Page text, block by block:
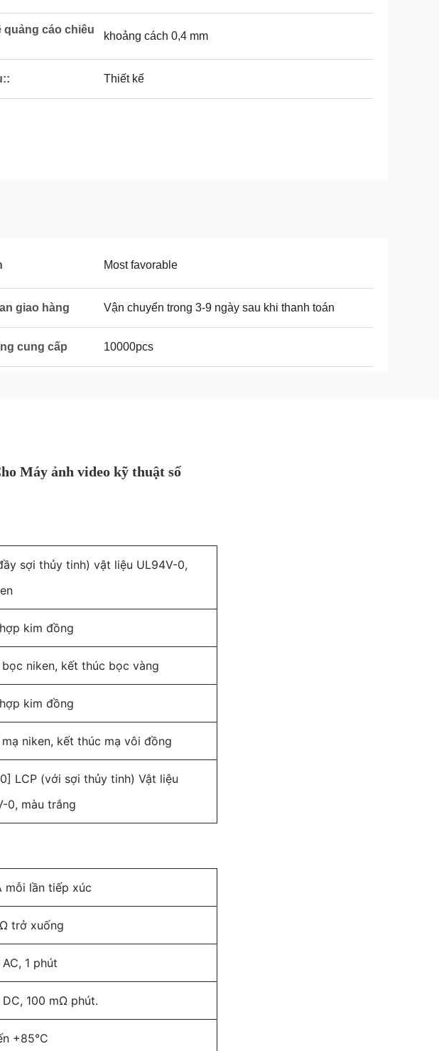
quảng cáo chiêu
khoảng cách 0,4 mm
Thiết kế
Most favorable
giao hàng Vận chuyển trong 3-9 ngày sau khi thanh toán
cung cấp 10000pcs
Máy ảnh video kỹ thuật số
sợi thủy tinh) vật liệu UL94V-0,
kim đồng
niken, kết thúc bọc vàng
kim đồng
niken, kết thúc mạ vôi đồng
LCP (với sợi thủy tinh) Vật liệu
0, màu trắng
mỗi lần tiếp xúc
trở xuống
1 phút
100 mΩ phút.
+85°C